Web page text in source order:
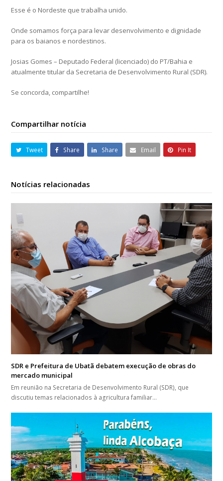
Esse é o Nordeste que trabalha unido.
Onde somamos força para levar desenvolvimento e dignidade
para os baianos e nordestinos.
Josias Gomes – Deputado Federal (licenciado) do PT/Bahia e
atualmente titular da Secretaria de Desenvolvimento Rural (SDR).
Se concorda, compartilhe!
Compartilhar notícia
Tweet Share Share Email Pin It
Notícias relacionadas
SDR e Prefeitura de Ubatã debatem execução de obras do
mercado municipal
Em reunião na Secretaria de Desenvolvimento Rural (SDR), que
discutiu temas relacionados à agricultura familiar…